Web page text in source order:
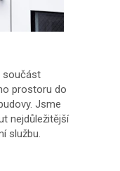
součást
prostoru do
Jsme
nejdůležitější
službu.